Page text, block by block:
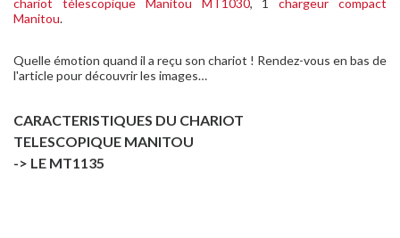
chariot télescopique Manitou MT1030, 1chargeur compact
Manitou.
Quelle émotion quand il a reçu son chariot ! Rendez-vous en bas de
l'article pour découvrir les images…
CARACTERISTIQUES DU CHARIOT
TELESCOPIQUE MANITOU
-> LE MT1135